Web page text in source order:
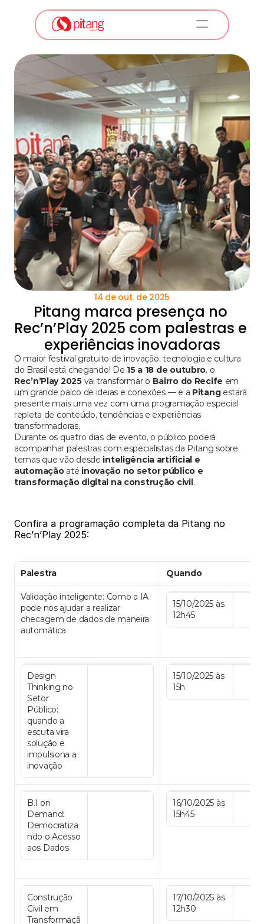
A Pitang
Serviços
Soluções Pitang
Empresas e Unidades de Negócios
LABS
Carreiras
Conteúdos
14 de out. de 2025
Pitang marca presença no
Rec’n’Play 2025 com palestras e
experiências inovadoras
O maior festival gratuito de inovação, tecnologia e cultura
do Brasil está chegando! De 15 a 18 de outubro
Rec’n’Play 2025 vai transformar o Bairro do Recife em
um grande palco de ideias e conexões — e a Pitang estará
presente mais uma vez com uma programação especial
repleta de conteúdo, tendências e experiências
transformadoras.
Durante os quatro dias de evento, o público poderá
acompanhar palestras com especialistas da Pitang sobre
temas que vão desde inteligência artificial e
automação até inovação no setor público e
transformação digital na construção civil.
Confira a programação completa da Pitang no
Rec’n’Play 2025:
Palestra Quando
Validação inteligente: Como a IA
pode nos ajudar a realizar
checagem de dados de maneira
automática
15/10/2025 às
12h45
Design
Thinking no
Setor
Público:
quando a
escuta vira
solução e
impulsiona a
inovação
15/10/2025 às
15h
B.I on
Demand:
Democratiza
ndo o Acesso
aos Dados
16/10/2025 às
15h45
Construção
Civil em
Transformaçã
17/10/2025 às
12h30